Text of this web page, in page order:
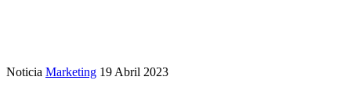
Noticia Marketing 19 Abril 2023